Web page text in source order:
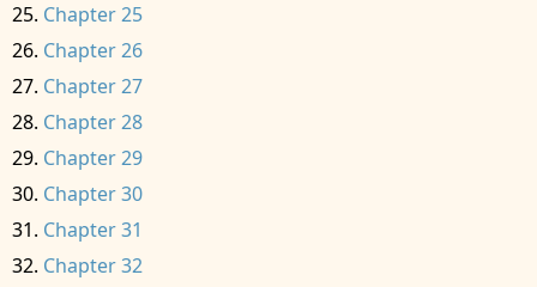
Chapter 25
Chapter 26
Chapter 27
Chapter 28
Chapter 29
Chapter 30
Chapter 31
Chapter 32